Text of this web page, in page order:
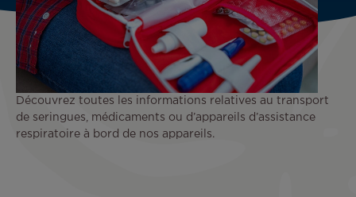
Découvrez toutes les informations relatives au transport
de seringues, médicaments ou d’appareils d’assistance
respiratoire à bord de nos appareils.